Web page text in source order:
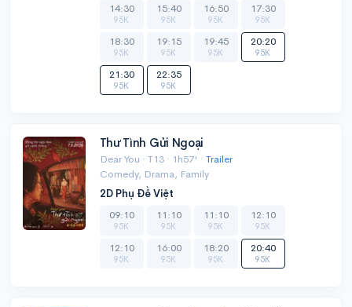
14:30
95K
15:40
95K
16:50
95K
17:30
95K
18:30
95K
19:15
95K
19:45
95K
20:20
95K
21:30
95K
22:35
95K
Thư Tình Gửi Ngoại
Dear You · T13 · 1h57' · Trailer
Comedy, Drama, Family
2D Phụ Đề Việt
09:10
95K
11:10
95K
11:10
95K
12:10
95K
12:10
95K
16:00
95K
18:20
95K
20:40
95K